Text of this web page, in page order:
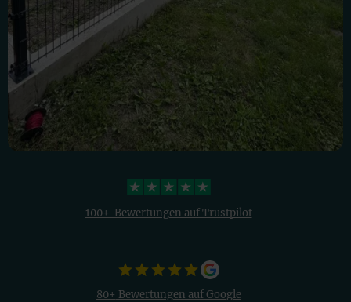
4,3 Sterne
100+ Bewertungen auf Trustpilot
80+ Bewertungen auf Google